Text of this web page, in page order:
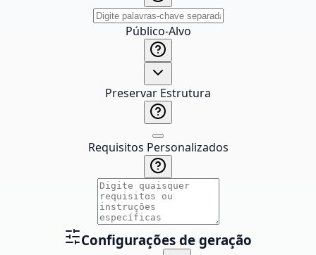
Público-Alvo
Preservar Estrutura
Requisitos Personalizados
Configurações de geração